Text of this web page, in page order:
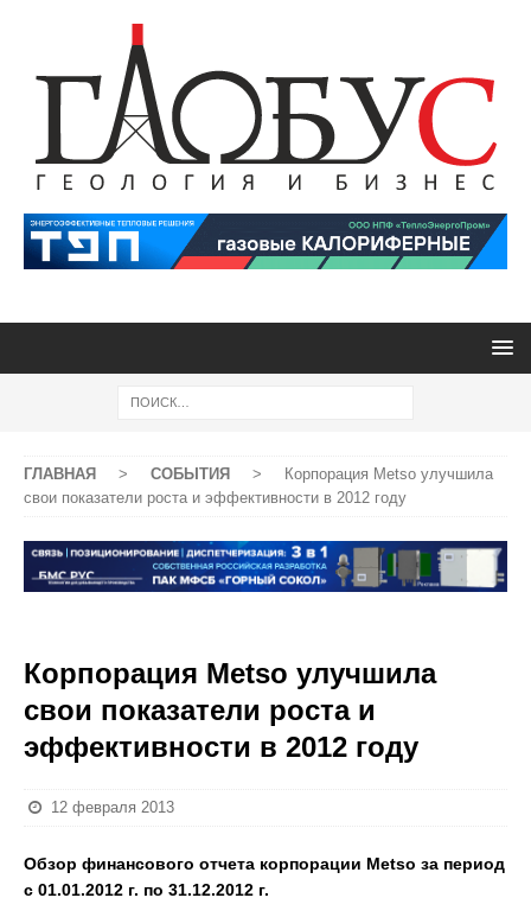
ГЛАВНАЯ > СОБЫТИЯ >
Корпорация Metso улучшила
свои показатели роста и эффективности в 2012 году
Корпорация Metso улучшила
свои показатели роста и
эффективности в 2012 году
12 февраля 2013
Обзор финансового отчета корпорации Metso за период
с 01.01.2012 г. по 31.12.2012 г.